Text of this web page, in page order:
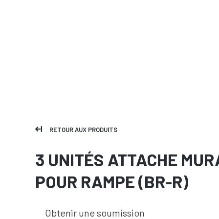
RETOUR AUX PRODUITS
3 UNITÉS ATTACHE
POUR RAMPE (BR-R)
Obtenir une soumission